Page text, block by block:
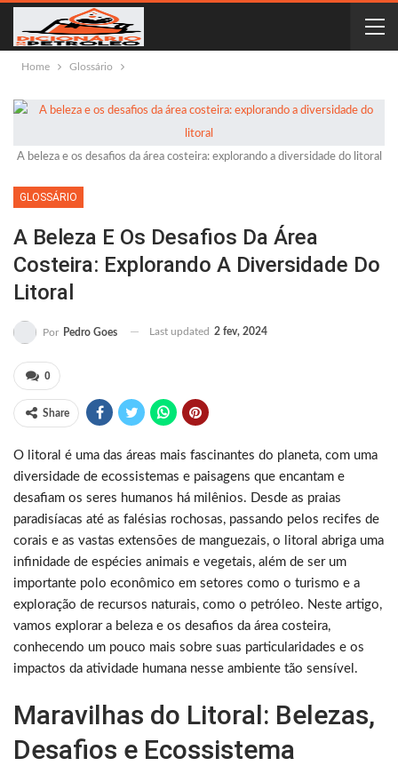
Home Glossário
A beleza e os desafios da área costeira: explorando a diversidade do litoral
GLOSSÁRIO
A Beleza E Os Desafios Da Área
Costeira: Explorando A Diversidade Do
Litoral
Por Pedro Goes Last updated 2 fev, 2024
0
Share
O litoral é uma das áreas mais fascinantes do planeta, com uma
diversidade de ecossistemas e paisagens que encantam e
desafiam os seres humanos há milênios. Desde as praias
paradisíacas até as falésias rochosas, passando pelos recifes de
corais e as vastas extensões de manguezais, o litoral abriga uma
infinidade de espécies animais e vegetais, além de ser um
importante polo econômico em setores como o turismo e a
exploração de recursos naturais, como o petróleo. Neste artigo,
vamos explorar a beleza e os desafios da área costeira,
conhecendo um pouco mais sobre suas particularidades e os
impactos da atividade humana nesse ambiente tão sensível.
Maravilhas do Litoral: Belezas,
Desafios e Ecossistema